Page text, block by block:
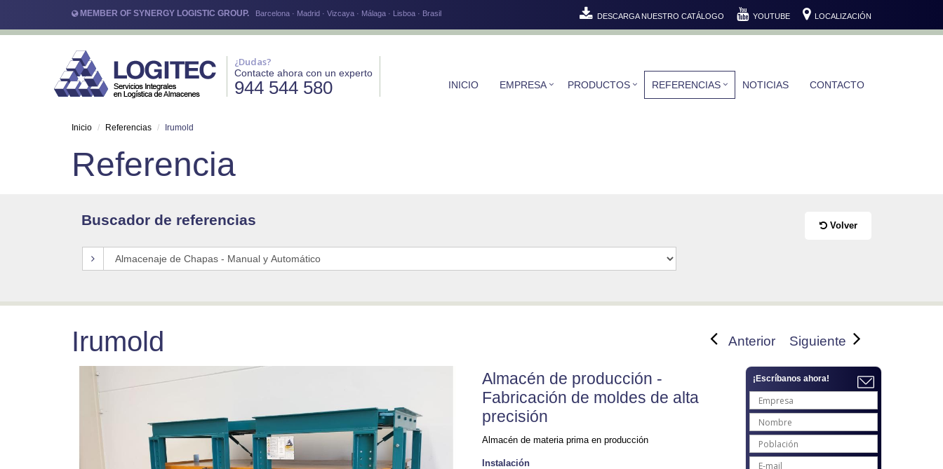
MEMBER OF SYNERGY LOGISTIC GROUP. Barcelona · Madrid · Vizcaya · Málaga · Lisboa · Brasil DESCARGA NUESTRO CATÁLOGO YOUTUBE LOCALIZACIÓN
¿Dudas?
Contacte ahora con un experto
944 544 580 INICIO EMPRESA PRODUCTOS REFERENCIAS NOTICIAS CONTACTO
Inicio Referencias Irumold
Referencia
Buscador de referencias Volver
Anterior Siguiente
Irumold
Almacén de producción -
Fabricación de moldes de alta
precisión
Almacén de materia prima en producción
Instalación
¡Escríbanos ahora!